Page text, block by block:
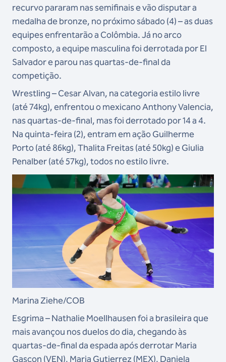
recurvo pararam nas semifinais e vão disputar a
medalha de bronze, no próximo sábado (4) – as duas
equipes enfrentarão a Colômbia. Já no arco
composto, a equipe masculina foi derrotada por El
Salvador e parou nas quartas-de-final da
competição.
Wrestling – Cesar Alvan, na categoria estilo livre
(até 74kg), enfrentou o mexicano Anthony Valencia,
nas quartas-de-final, mas foi derrotado por 14 a 4.
Na quinta-feira (2), entram em ação Guilherme
Porto (até 86kg), Thalita Freitas (até 50kg) e Giulia
Penalber (até 57kg), todos no estilo livre.
Marina Ziehe/COB
Esgrima – Nathalie Moellhausen foi a brasileira que
mais avançou nos duelos do dia, chegando às
quartas-de-final da espada após derrotar Maria
Gascon (VEN), Maria Gutierrez (MEX), Daniela